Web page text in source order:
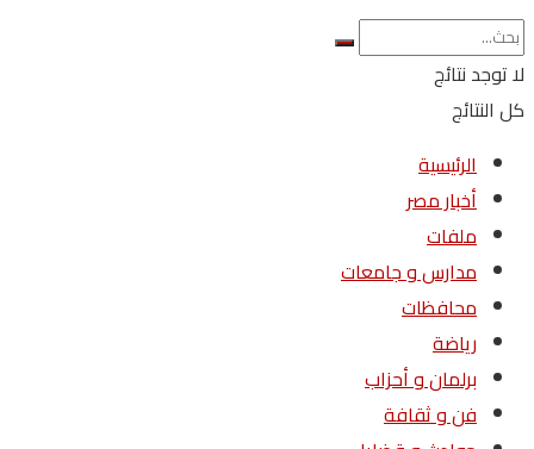
لا توجد نتائج
كل النتائج
الرئيسية
أخبار مصر
ملفات
مدارس و جامعات
محافظات
رياضة
برلمان و أحزاب
فن و ثقافة